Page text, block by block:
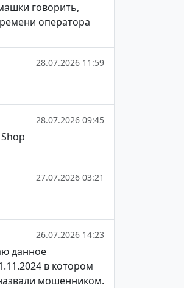
говорить,
оператора
28.07.2026 11:59
28.07.2026 09:45
27.07.2026 03:21
26.07.2026 14:23
данное
в котором
мошенником.